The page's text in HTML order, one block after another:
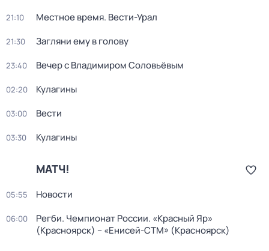
21:10 Местное время. Вести-Урал
21:30 Загляни ему в голову
23:40 Вечер с Владимиром Соловьёвым
02:20 Кулагины
03:00 Вести
03:30 Кулагины
МАТЧ!
05:55 Новости
06:00
Регби. Чемпионат России. «Красный Яр»
(Красноярск) – «Енисей-СТМ» (Красноярск)